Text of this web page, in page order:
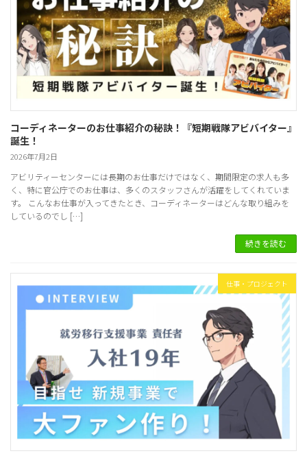
コーディネーターのお仕事紹介の秘訣！『短期戦隊アビバイター』
誕生！
2026年7月2日
アビリティーセンターには長期のお仕事だけではなく、期間限定の求人も多
く、特に官公庁でのお仕事は、多くのスタッフさんが活躍をしてくれていま
す。 こんなお仕事が入ってきたとき、コーディネーターはどんな取り組みを
しているのでし […]
続きを読む
仕事・プロジェクト